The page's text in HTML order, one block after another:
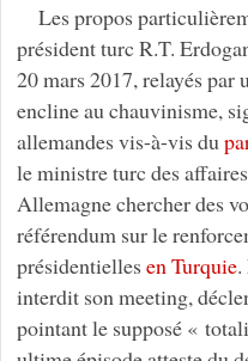
Les propos
président turc R.T.
20 mars 2017, relayés par
encline au chauvinisme,
allemandes vis-à-vis du
le ministre turc des
Allemagne chercher des
référendum sur le
présidentielles en Turquie.
interdit son meeting,
pointant le supposé «